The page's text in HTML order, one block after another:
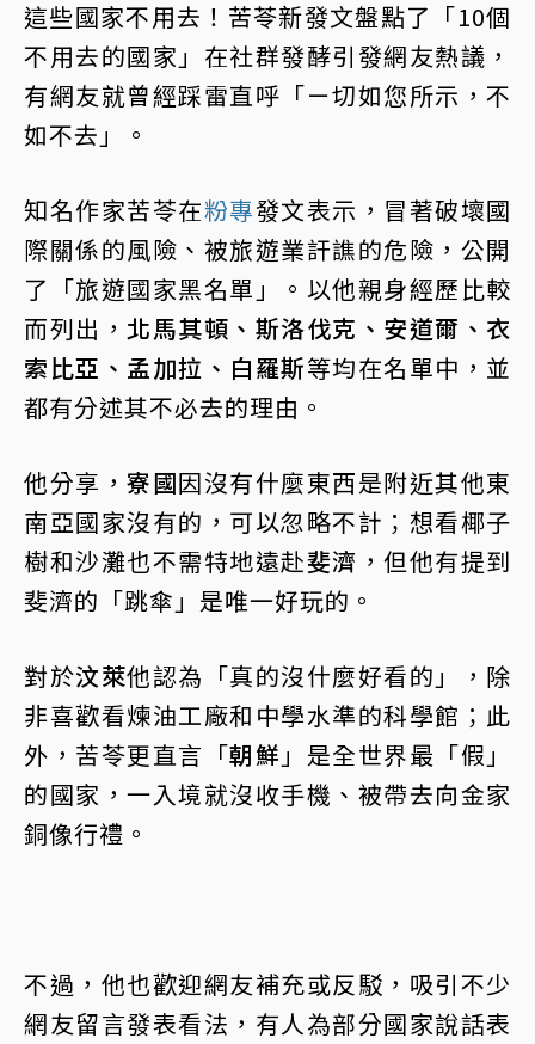
這些國家不用去！苦苓新發文盤點了「10個
不用去的國家」在社群發酵引發網友熱議，
有網友就曾經踩雷直呼「ㄧ切如您所示，不
如不去」。
知名作家苦苓在粉專發文表示，冒著破壞國
際關係的風險、被旅遊業訐譙的危險，公開
了「旅遊國家黑名單」。以他親身經歷比較
而列出， 北馬其頓、斯洛伐克、安道爾、衣
索比亞、孟加拉、白羅斯等均在名單中，並
都有分述其不必去的理由。
他分享， 寮國因沒有什麼東西是附近其他東
南亞國家沒有的，可以忽略不計；想看椰子
樹和沙灘也不需特地遠赴斐濟 ，但他有提到
斐濟的「跳傘」是唯一好玩的。
對於汶萊他認為「真的沒什麼好看的」，除
非喜歡看煉油工廠和中學水準的科學館；此
外，苦苓更直言「朝鮮 」是全世界最「假」
的國家，一入境就沒收手機、被帶去向金家
銅像行禮。
不過，他也歡迎網友補充或反駁，吸引不少
網友留言發表看法，有人為部分國家說話表